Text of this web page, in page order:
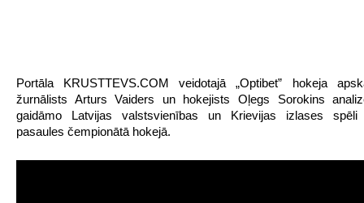
Portāla KRUSTTEVS.COM veidotajā „Optibet” hokeja
žurnālists Arturs Vaiders un hokejists Oļegs Sorokins
gaidāmo Latvijas valstsvienības un Krievijas izlases spēli
pasaules čempionātā hokejā.